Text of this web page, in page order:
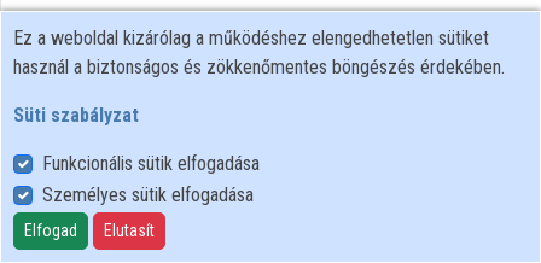
Felhasználói szabályzat
Adatkezelési tájékoztató
Süti szabályzat
Ez a weboldal kizárólag a működéshez elengedhetetlen sütiket
használ a biztonságos és zökkenőmentes böngészés érdekében.
Süti szabályzat
Funkcionális sütik elfogadása
Személyes sütik elfogadása
Elfogad Elutasít